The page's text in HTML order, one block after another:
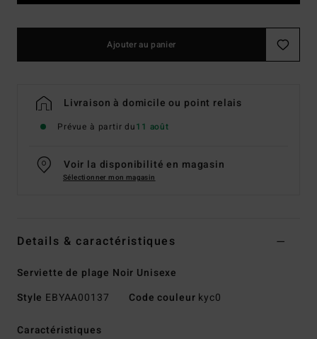
Ajouter au panier
Livraison à domicile ou point relais
Prévue à partir du11 août
Voir la disponibilité en magasin
Sélectionner mon magasin
Details & caractéristiques
Serviette de plage Noir Unisexe
Style EBYAA00137 Code couleur kyc0
Caractéristiques